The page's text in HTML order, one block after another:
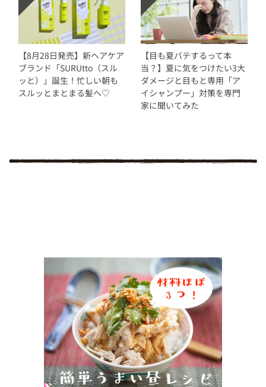
【8月28日発売】新ヘアケア
ブランド「SURUtto（スル
ッと）」誕生！忙しい朝も
スルッとまとまる髪へ♡
【目も夏バテするって本
当？】夏に気をつけたい3大
ダメージと目もと専用「ア
イシャンプー」対策を専門
家に聞いてみた